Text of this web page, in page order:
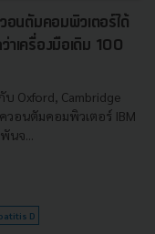
อนตัมคอมพิวเตอร์ได้
าเครื่องมือเดิม 100
Oxford, Cambridge
วอนตัมคอมพิวเตอร์ IBM
จ...
D